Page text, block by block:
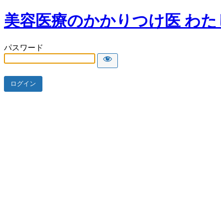
美容医療のかかりつけ医 わ
パスワード